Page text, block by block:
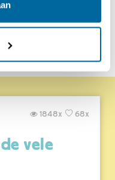
68x
1848x
vele